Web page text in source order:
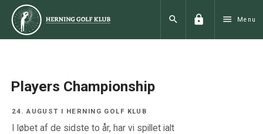
search lock menu Menu
Players Championship
24. AUGUST I HERNING GOLF KLUB
I løbet af de sidste to år, har vi spillet ialt